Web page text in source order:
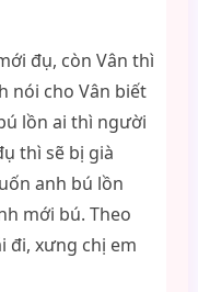
đụ, còn Vân thì
nói cho Vân biết
lồn ai thì người
thì sẽ bị già
anh bú lồn
mới bú. Theo
đi, xưng chị em